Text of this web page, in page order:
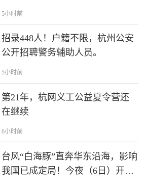
浙江到福建北部沿海登陆；今晚
到明晚，云南、四川等地可能发
生山洪
5小时前
招录448人！户籍不限，杭州公安
公开招聘警务辅助人员。
5小时前
第21年，杭网义工公益夏令营还
在继续
6小时前
台风“白海豚”直奔华东沿海，影响
我国已成定局！今夜（6日）开始
进入48小时警戒线，周末强风雨